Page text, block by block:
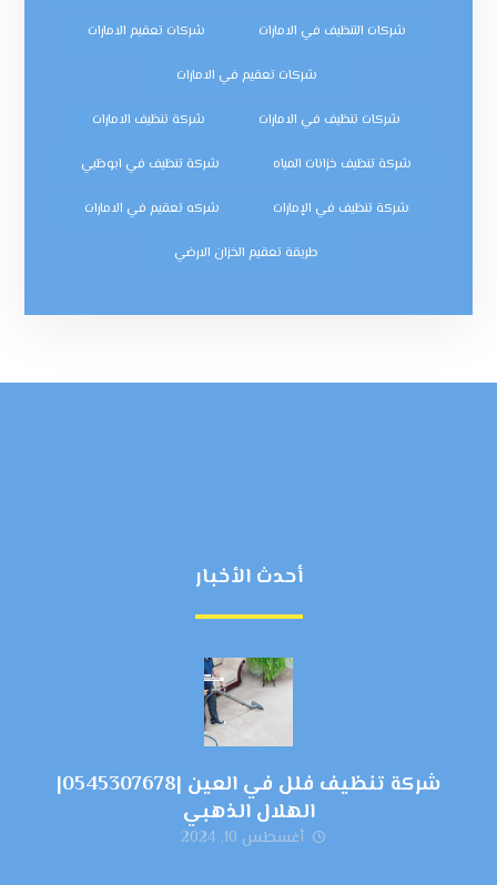
شركات التنظيف في الامارات شركات تعقيم الامارات
شركات تعقيم في الامارات
شركات تنظيف في الامارات شركة تنظيف الامارات
شركة تنظيف خزانات المياه شركة تنظيف في ابوظبي
شركة تنظيف في الإمارات شركه تعقيم في الامارات
طريقة تعقيم الخزان الارضي
أحدث الأخبار
شركة تنظيف فلل في العين |0545307678|
الهلال الذهبي
أغسطس 10, 2024